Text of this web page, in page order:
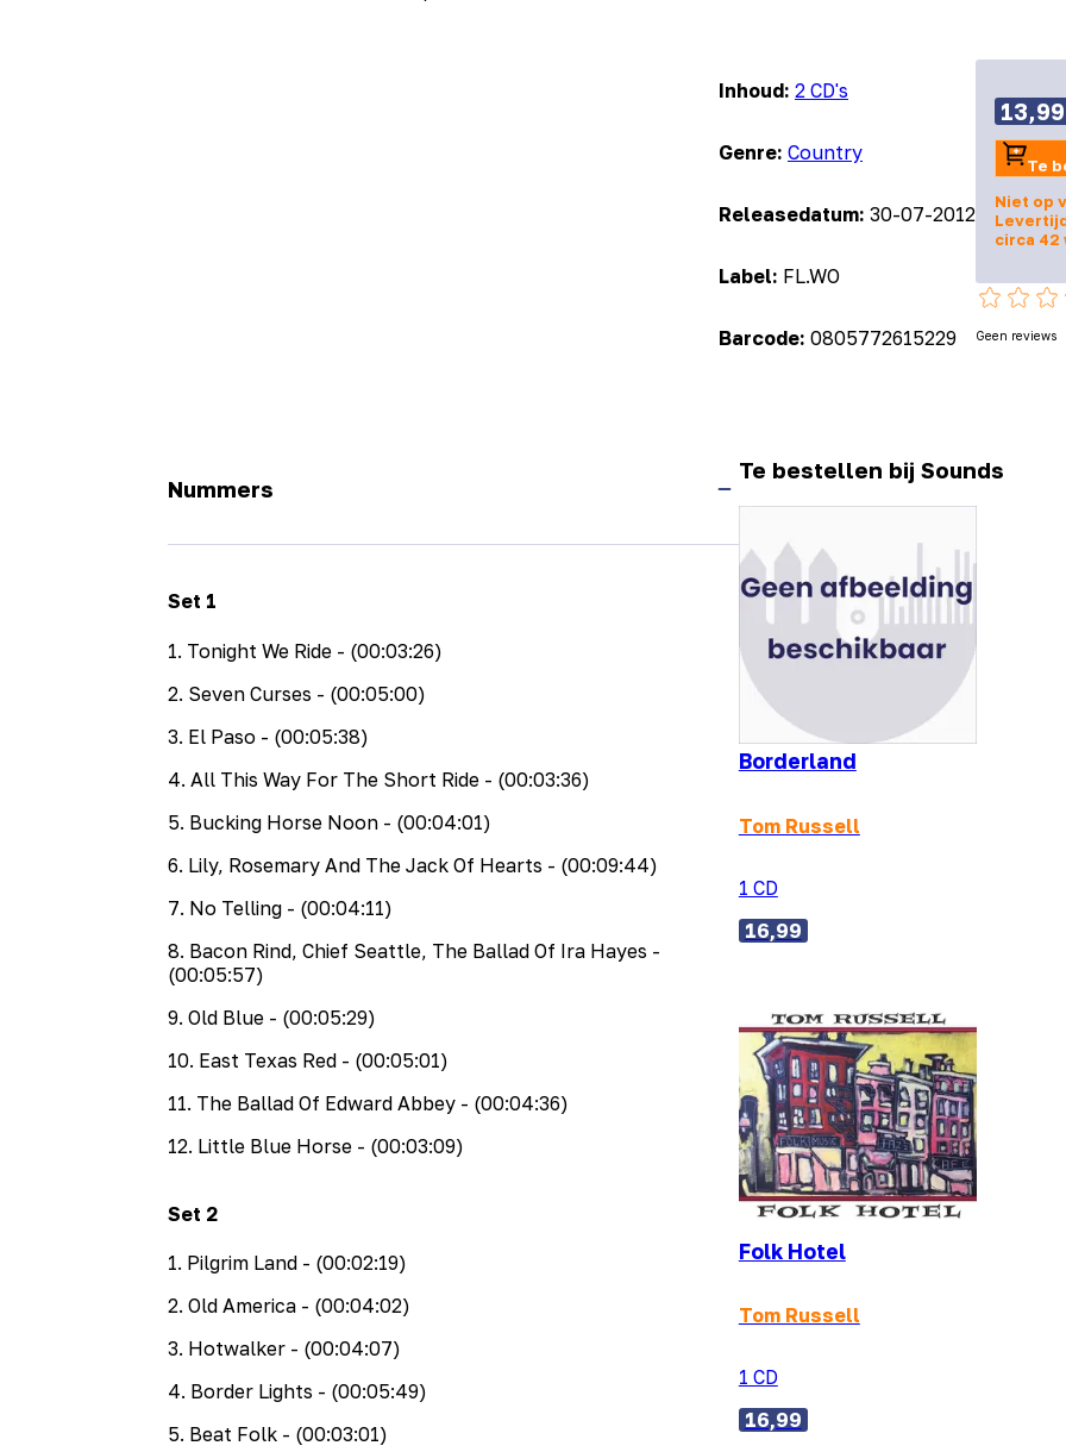
Inhoud: 2 CD's
Genre: Country
Releasedatum: 30-07-2012
Label: FL.WO
Barcode: 0805772615229
13,99
Te
Niet op
circa 42
Geen reviews
Nummers
Set 1
1. Tonight We Ride- (00:03:26)
2. Seven Curses - (00:05:00)
3. El Paso- (00:05:38)
4. All This Way For The Short Ride- (00:03:36)
5. Bucking Horse Noon- (00:04:01)
6. Lily, Rosemary And The Jack Of Hearts - (00:09:44)
7. No Telling- (00:04:11)
8. Bacon Rind, Chief Seattle, The Ballad Of Ira Hayes -
(00:05:57)
9. Old Blue- (00:05:29)
10. East Texas Red- (00:05:01)
11. The Ballad Of Edward Abbey- (00:04:36)
12. Little Blue Horse- (00:03:09)
Set 2
1. Pilgrim Land- (00:02:19)
2. Old America- (00:04:02)
3. Hotwalker- (00:04:07)
4. Border Lights - (00:05:49)
5. Beat Folk- (00:03:01)
Te bestellen bij Sounds
Borderland
Tom Russell
1 CD
16,99
Folk Hotel
Tom Russell
1 CD
16,99